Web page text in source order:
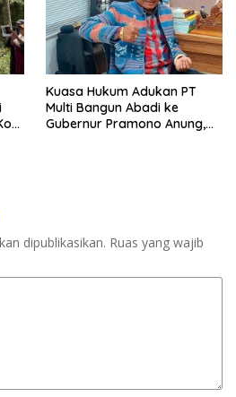
Kuasa Hukum Adukan PT
Multi Bangun Abadi ke
Gubernur Pramono Anung,
dipublikasikan. Ruas yang wajib